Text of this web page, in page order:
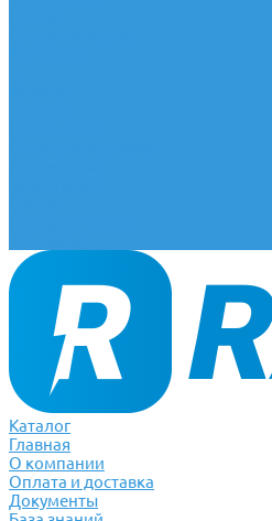
Каталог
Главная
О компании
Оплата и доставка
Документы